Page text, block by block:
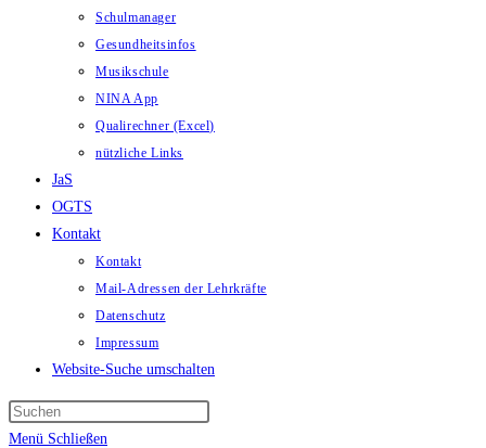
Schulmanager
Gesundheitsinfos
Musikschule
NINA App
Qualirechner (Excel)
nützliche Links
JaS
OGTS
Kontakt
Kontakt
Mail-Adressen der Lehrkräfte
Datenschutz
Impressum
Website-Suche umschalten
Menü Schließen